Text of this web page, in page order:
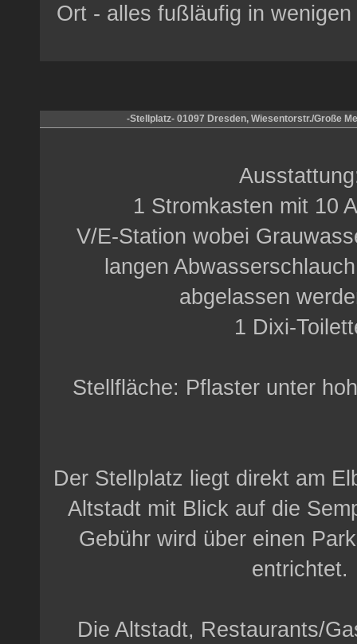
Ort - alles fußläufig in
-Stellplatz- 01097 Dresden, Wiesentorstr./Große
1 Stromkasten mit 10
V/E-Station wobei
langen
abgelassen
1 Dixi-
Stellfläche: Pflaster unter
Der Stellplatz liegt direkt am
Altstadt mit Blick auf die
Gebühr wird über einen
entrichtet.
Die Altstadt, Restaurants/